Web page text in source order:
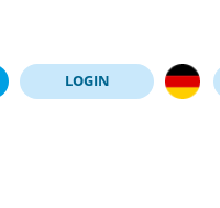
LOGIN